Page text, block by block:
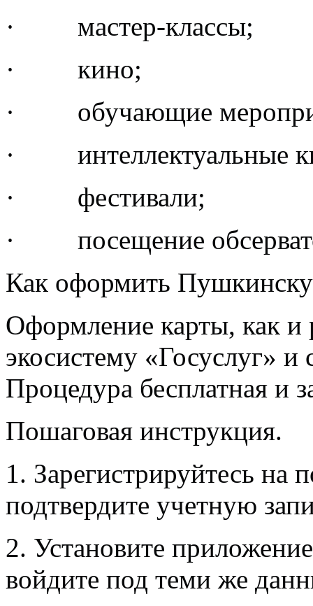
· мастер-классы;
· кино;
· обучающие
· интеллектуальные
· фестивали;
· посещение
Как оформить
Оформление карты, как и
экосистему «Госуслуг» и
Процедура бесплатная и
Пошаговая инструкция.
1. Зарегистрируйтесь на
подтвердите учетную
2. Установите
войдите под теми же